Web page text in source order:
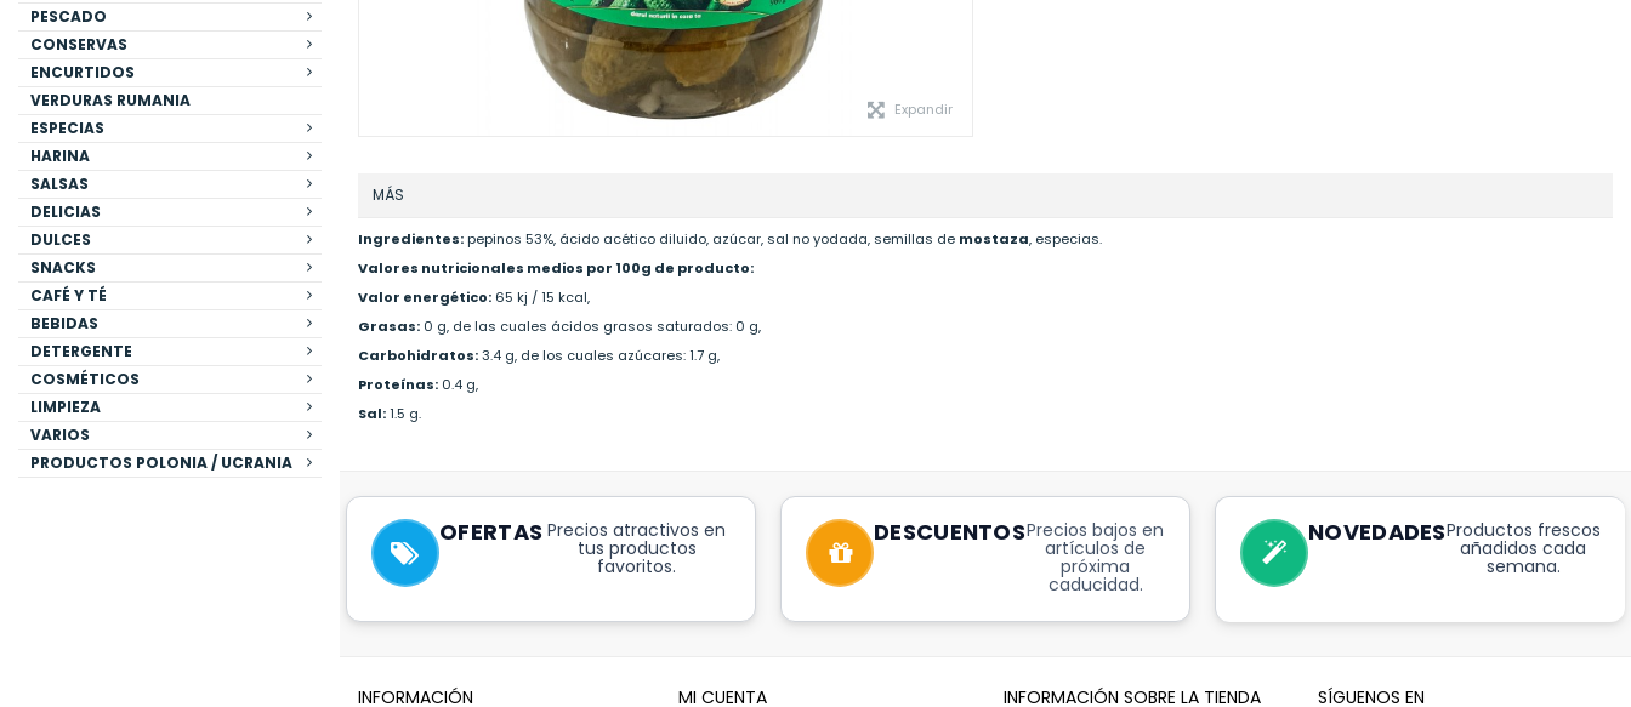
PESCADO
CONSERVAS
ENCURTIDOS
VERDURAS RUMANIA
ESPECIAS
HARINA
SALSAS
DELICIAS
DULCES
SNACKS
CAFÉ Y TÉ
BEBIDAS
DETERGENTE
COSMÉTICOS
LIMPIEZA
VARIOS
PRODUCTOS POLONIA / UCRANIA
Expandir
MÁS
Ingredientes: pepinos 53%, ácido acético diluido, azúcar, sal no yodada, semillas de mostaza, especias.
Valores nutricionales medios por 100g de producto:
Valor energético: 65 kj / 15 kcal,
Grasas: 0 g, de las cuales ácidos grasos saturados: 0 g,
Carbohidratos:3.4 g, de los cuales azúcares: 1.7 g,
Proteínas: 0.4 g,
Sal:1.5 g.
OFERTAS Precios atractivos en
tus productos
favoritos.
DESCUENTOSPrecios bajos en
artículos de
próxima
caducidad.
NOVEDADESProductos frescos
añadidos cada
semana.
INFORMACIÓN MI CUENTA INFORMACIÓN SOBRE LA TIENDA SÍGUENOS EN